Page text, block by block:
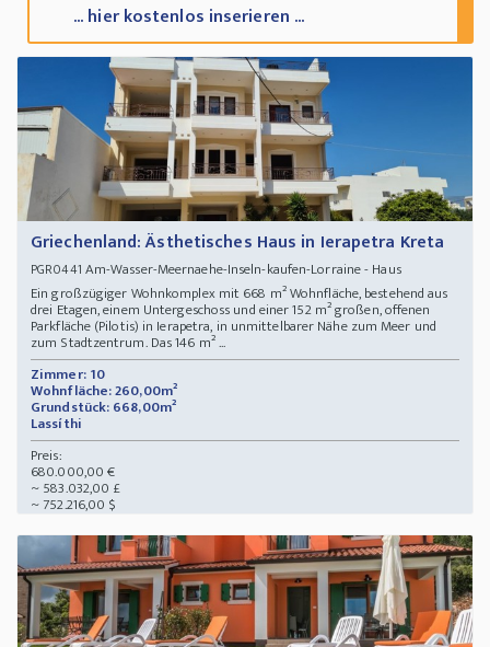
... hier kostenlos inserieren ...
Griechenland: Ästhetisches Haus in Ierapetra Kreta
PGR0441 Am-Wasser-Meernaehe-Inseln-kaufen-Lorraine - Haus
Ein großzügiger Wohnkomplex mit 668 m² Wohnfläche, bestehend aus
drei Etagen, einem Untergeschoss und einer 152 m² großen, offenen
Parkfläche (Pilotis) in Ierapetra, in unmittelbarer Nähe zum Meer und
zum Stadtzentrum. Das 146 m² ...
Zimmer: 10
Wohnfläche: 260,00m²
Grundstück: 668,00m²
Lassíthi
Preis:
680.000,00 €
~ 583.032,00 £
~ 752.216,00 $